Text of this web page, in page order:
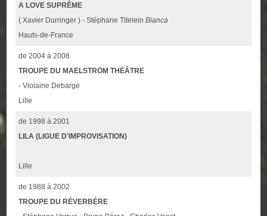
A LOVE SUPRÊME
( Xavier Durringer ) - Stéphane TiteleinBianca
Hauts-de-France
de 2004 à 2008
TROUPE DU MAELSTRÖM THÉÂTRE
- Violaine Debarge
Lille
de 1998 à 2001
LILA (LIGUE D'IMPROVISATION)
Lille
de 1988 à 2002
TROUPE DU RÉVERBÈRE